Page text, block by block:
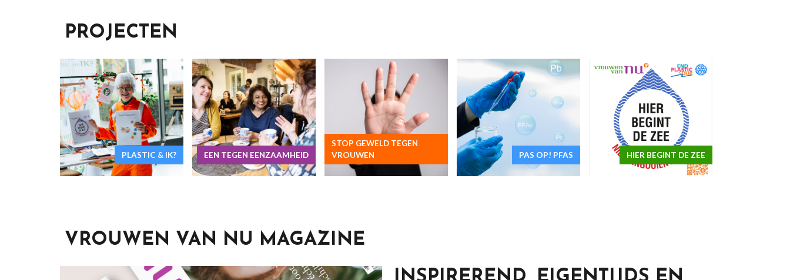
PROJECTEN
PLASTIC & IK? EEN TEGEN EENZAAMHEID
STOP GEWELD TEGEN
VROUWEN
PAS OP! PFAS HIER BEGINT DE ZEE
VROUWEN VAN NU MAGAZINE